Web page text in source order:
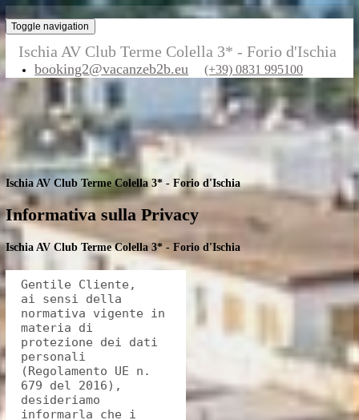
Toggle navigation
Ischia AV Club Terme Colella 3* - Forio
booking2@vacanzeb2b.eu (+39) 0831 995100
Ischia AV Club Terme Colella 3* - Forio d'Ischia
Informativa sulla Privacy
Ischia AV Club Terme Colella 3* - Forio d'Ischia